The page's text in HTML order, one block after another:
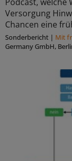
Versorgung
Chancen eine
Sonderbericht | Mit
Germany GmbH,